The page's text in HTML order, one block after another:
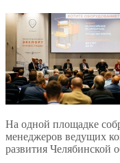
На одной площадке
менеджеров ведущих
развития Челябинской